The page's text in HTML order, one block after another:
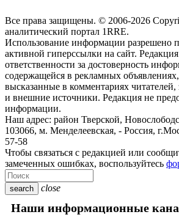
Все права защищены. © 2006-2026
аналитический портал 1RRE.
Использование информации разрешено
активной гиперссылки на сайт.
ответственности за достоверность
содержащейся в рекламных
высказанные в комментариях читателей,
и внешние источники. Редакция не
информации.
Наш адрес: район Тверской,
103066, м. Менделеевская, - Россия,
57-58
Чтобы связаться с редакцией или
замеченных ошибках, воспользуйтесь
search close
Наши информационные